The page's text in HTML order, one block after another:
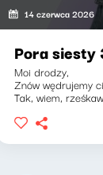
14 czerwca 2026
Pora siesty
Moi drodzy,
Znów wędrujemy
Tak, wiem,